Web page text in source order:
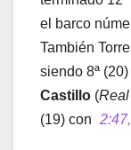
el barco
También
siendo 8ª (20)
Castillo (
(19) con